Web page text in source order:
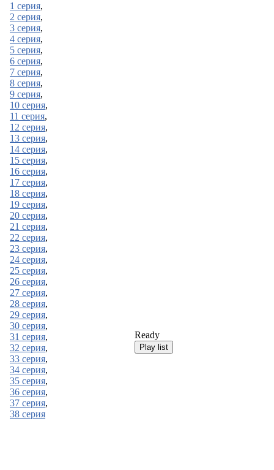
1 серия,
2 серия,
3 серия,
4 серия,
5 серия,
6 серия,
7 серия,
8 серия,
9 серия,
10 серия,
11 серия,
12 серия,
13 серия,
14 серия,
15 серия,
16 серия,
17 серия,
18 серия,
19 серия,
20 серия,
21 серия,
22 серия,
23 серия,
24 серия,
25 серия,
26 серия,
27 серия,
28 серия,
29 серия,
30 серия,
31 серия,
32 серия,
33 серия,
34 серия,
35 серия,
36 серия,
37 серия,
38 серия
Ready